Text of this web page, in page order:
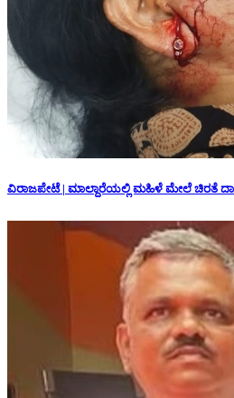
ವಿರಾಜಪೇಟೆ | ಮಾಲ್ದಾರೆಯಲ್ಲಿ ಮಹಿಳೆ ಮೇಲೆ ಚಿರತೆ